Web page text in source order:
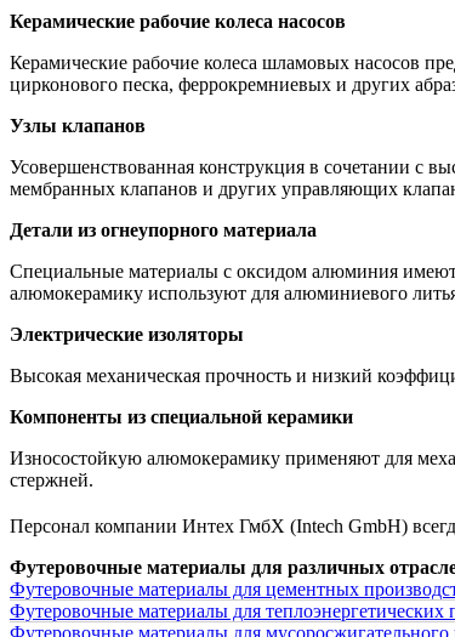
Керамические рабочие колеса насосов
Керамические рабочие колеса шламовых насосов
цирконового песка, феррокремниевых и других
Узлы клапанов
Усовершенствованная конструкция в сочетании с
мембранных клапанов и других управляющих
Детали из огнеупорного материала
Специальные материалы с оксидом алюминия
алюмокерамику используют для алюминиевого
Электрические изоляторы
Высокая механическая прочность и низкий
Компоненты из специальной керамики
Износостойкую алюмокерамику применяют для
стержней.
Персонал компании Интех ГмбХ (Intech GmbH)
Футеровочные материалы для различных
Футеровочные материалы для цементных
Футеровочные материалы для теплоэнергетических
Футеровочные материалы для мусоросжигательного